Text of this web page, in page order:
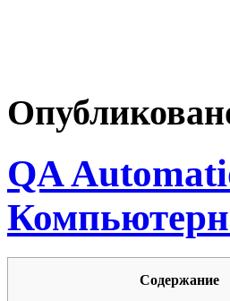
QA
Содержание